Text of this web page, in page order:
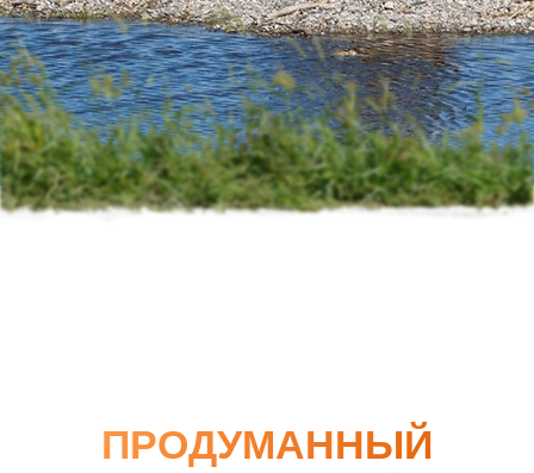
+ комфорт
ПРОДУМАННЫЙ
ДО МЕЛОЧЕЙ
МАРШРУТ